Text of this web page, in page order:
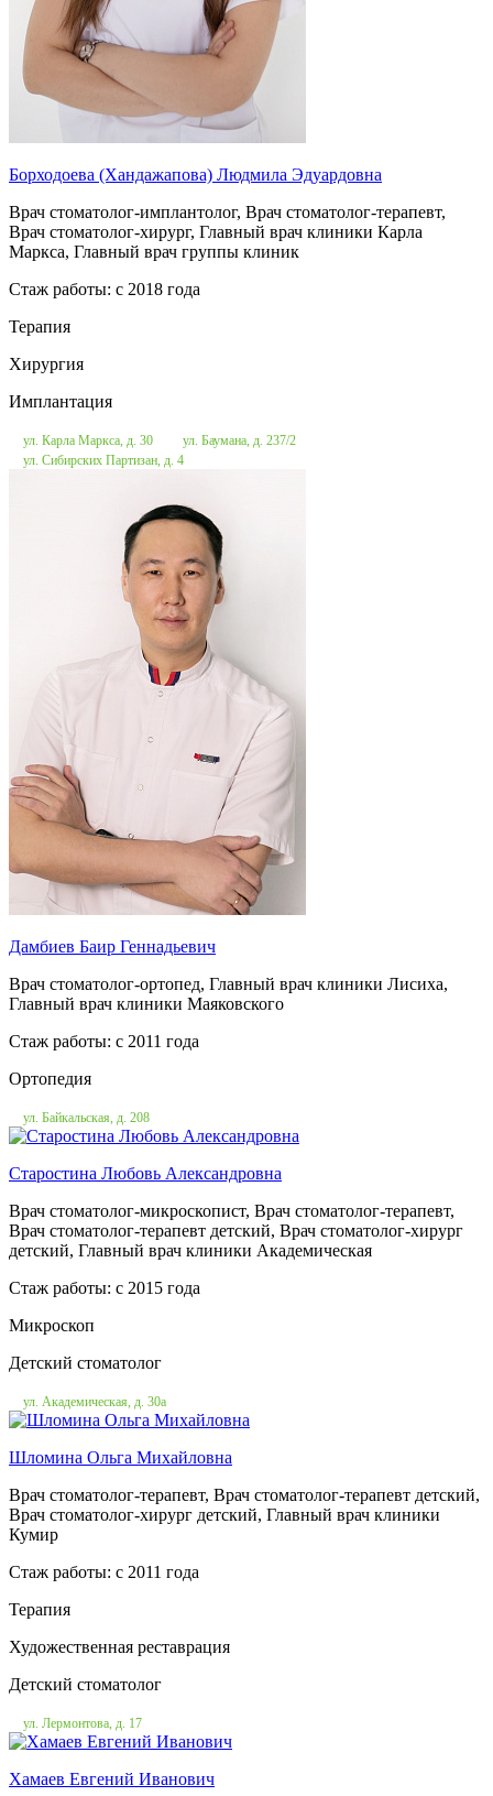
Борходоева (Хандажапова) Людмила Эдуардовна
Врач стоматолог-имплантолог, Врач стоматолог-терапевт,
Врач стоматолог-хирург, Главный врач клиники Карла
Маркса, Главный врач группы клиник
Стаж работы: c 2018 года
Терапия
Хирургия
Имплантация
ул. Карла Маркса, д. 30
ул. Баумана, д. 237/2
ул. Сибирских Партизан, д. 4
Дамбиев Баир Геннадьевич
Врач стоматолог-ортопед, Главный врач клиники Лисиха,
Главный врач клиники Маяковского
Стаж работы: c 2011 года
Ортопедия
ул. Байкальская, д. 208
Старостина Любовь Александровна
Врач стоматолог-микроскопист, Врач стоматолог-терапевт,
Врач стоматолог-терапевт детский, Врач стоматолог-хирург
детский, Главный врач клиники Академическая
Стаж работы: c 2015 года
Микроскоп
Детский стоматолог
ул. Академическая, д. 30а
Шломина Ольга Михайловна
Врач стоматолог-терапевт, Врач стоматолог-терапевт детский,
Врач стоматолог-хирург детский, Главный врач клиники
Кумир
Стаж работы: c 2011 года
Терапия
Художественная реставрация
Детский стоматолог
ул. Лермонтова, д. 17
Хамаев Евгений Иванович